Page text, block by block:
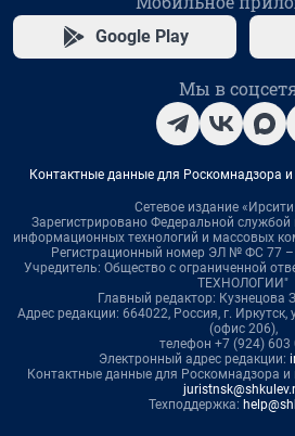
Google Play
Мы в
Контактные данные для Роскомнадзора и
Сетевое издание
Зарегистрировано Федеральной службой
информационных технологий и массовых
Регистрационный номер ЭЛ № ФС 77 –
Учредитель: Общество с ограниченной
ТЕХНОЛОГИИ"
Главный редактор: Кузнецова
Адрес редакции: 664022, Россия, г. Иркутск,
(офис 206),
телефон +7 (924) 603
Электронный адрес редакции:
Контактные данные для Роскомнадзора и
Техподдержка: